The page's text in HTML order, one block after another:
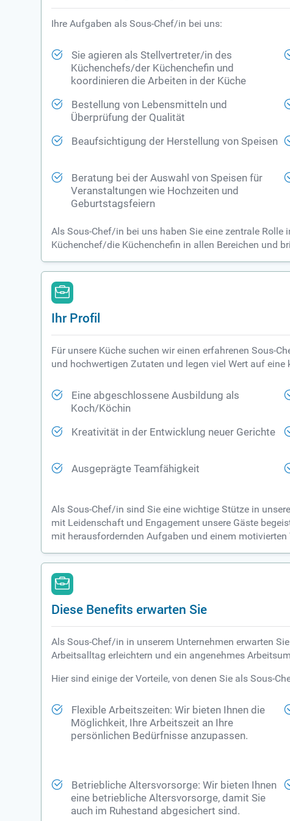
Ihre Aufgaben als Sous-Chef/in bei uns:
Sie agieren als Stellvertreter/in des
Küchenchefs/der Küchenchefin und
koordinieren die Arbeiten in der Küche
Bestellung von Lebensmitteln und
Überprüfung der Qualität
Beaufsichtigung der Herstellung von Speisen
Beratung bei der Auswahl von Speisen für
Veranstaltungen wie Hochzeiten und
Geburtstagsfeiern
Als Sous-Chef/in bei uns haben Sie eine zentrale
Küchenchef/die Küchenchefin in allen Bereichen und
Ihr Profil
Für unsere Küche suchen wir einen erfahrenen Sous-
und hochwertigen Zutaten und legen viel Wert auf eine
Eine abgeschlossene Ausbildung als
Koch/Köchin
Kreativität in der Entwicklung neuer Gerichte
Ausgeprägte Teamfähigkeit
Als Sous-Chef/in sind Sie eine wichtige Stütze in
mit Leidenschaft und Engagement unsere Gäste
mit herausfordernden Aufgaben und einem
Diese Benefits erwarten Sie
Als Sous-Chef/in in unserem Unternehmen erwarten
Arbeitsalltag erleichtern und ein angenehmes
Hier sind einige der Vorteile, von denen Sie als Sous-
Flexible Arbeitszeiten: Wir bieten Ihnen die
Möglichkeit, Ihre Arbeitszeit an Ihre
persönlichen Bedürfnisse anzupassen.
Betriebliche Altersvorsorge: Wir bieten Ihnen
eine betriebliche Altersvorsorge, damit Sie
auch im Ruhestand abgesichert sind.